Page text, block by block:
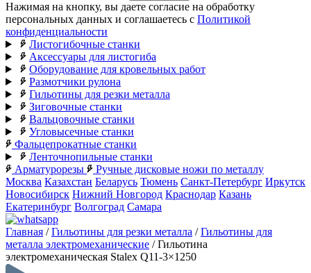
Нажимая на кнопку, вы даете согласие на обработку
персональных данных и соглашаетесь с Политикой
конфиденциальности
Листогибочные станки
Аксессуары для листогиба
Оборудование для кровельных работ
Размотчики рулона
Гильотины для резки металла
Зиговочные станки
Вальцовочные станки
Угловысечные станки
Фальцепрокатные станки
Ленточнопильные станки
Арматурорезы
Ручные дисковые ножи по металлу
Москва Казахстан Беларусь Тюмень Санкт-Петербург Иркутск
Новосибирск Нижний Новгород Краснодар Казань
Екатеринбург Волгоград Самара
Главная /Гильотины для резки металла /Гильотины для
металла электромеханические /Гильотина
электромеханическая Stalex Q11-3×1250